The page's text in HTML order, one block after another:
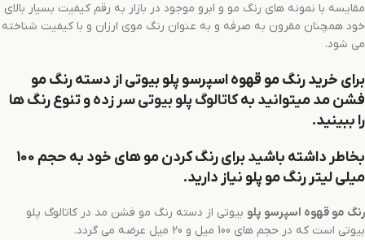
مقایسه با نمونه های رنگ مو و ابرو موجود در بازار به رقم کیفیت بسیار بالای
خود همچنان مقرون به صرفه و به عنوان رنگ موی ارزان و با کیفیت شناخته
می شود.
برای خرید رنگ مو قهوه اسپرسوپلوبیوتی از دسته رنگ مو
فشن مد میتوانید بهکاتالوگ پلو بیوتیسر زده و تنوع رنگ ها
را ببینید.
بخاطر داشته باشید برای رنگ کردن مو های خود به حجم 100
میلی لیتر رنگ مو پلو نیاز دارید.
رنگ مو قهوه اسپرسو پلو بیوتی از دسته رنگ مو فشن مد در کاتالوگ پلو
بیوتی است که در حجم های 100 میل و 20 میل عرضه می گردد.